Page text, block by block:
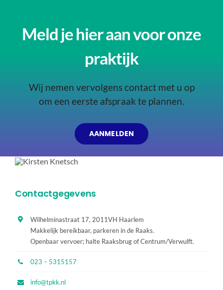
Meld je hier aan voor onze
praktijk
Wij nemen vervolgens contact met u op
om een eerste afspraak te plannen.
AANMELDEN
Contactgegevens
Wilhelminastraat 17, 2011VH Haarlem
Makkelijk bereikbaar, parkeren in de Raaks.
Openbaar vervoer; halte Raaksbrug of Centrum/Verwulft.
023 – 5315157
info@tpkk.nl